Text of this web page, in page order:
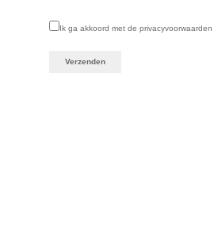
Ik ga akkoord met de privacyvoorwaarden